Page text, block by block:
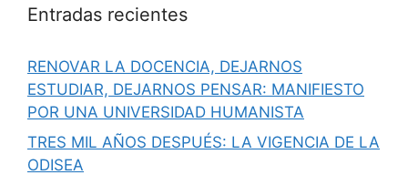
Entradas recientes
RENOVAR LA DOCENCIA, DEJARNOS
ESTUDIAR, DEJARNOS PENSAR: MANIFIESTO
POR UNA UNIVERSIDAD HUMANISTA
TRES MIL AÑOS DESPUÉS: LA VIGENCIA DE LA
ODISEA